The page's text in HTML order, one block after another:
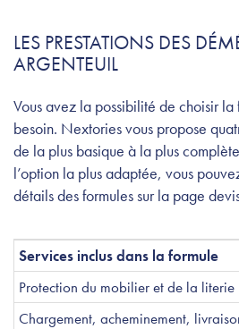
LES PRESTATIONS DES
ARGENTEUIL
Vous avez la possibilité de choisir
besoin. Nextories vous propose
de la plus basique à la plus
l’option la plus adaptée, vous
détails des formules sur la page
Services inclus dans la formule
Protection du mobilier et de la literie
Chargement, acheminement,